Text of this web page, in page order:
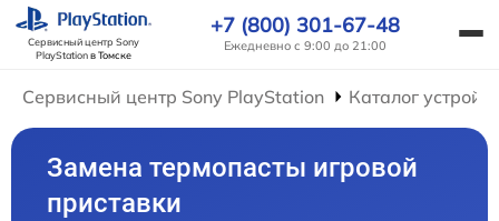
Сервисный центр Sony
PlayStationв Томске
+7 (800) 301-67-48
Ежедневно с 9:00 до 21:00
Сервисный центр Sony PlayStation Каталог
Замена термопасты игровой
приставки